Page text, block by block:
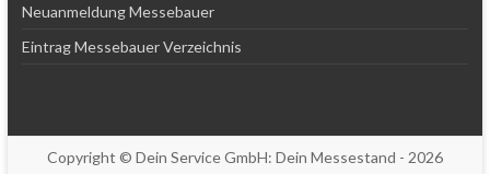
Neuanmeldung Messebauer
Eintrag Messebauer Verzeichnis
Copyright © Dein Service GmbH: Dein Messestand - 2026